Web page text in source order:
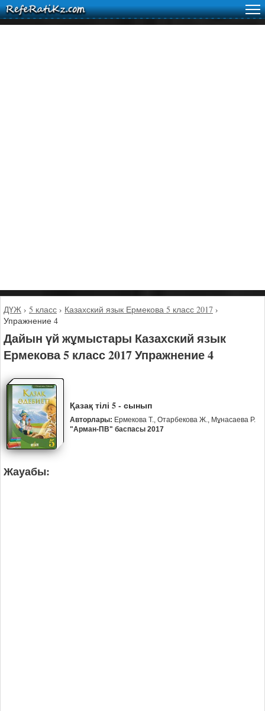
ДҮЖ › 5 класс › Казахский язык Ермекова 5 класс 2017 ›
Упражнение 4
Дайын үй жұмыстары Казахский язык
Ермекова 5 класс 2017 Упражнение 4
Қазақ тілі 5 - сынып
Авторлары: Ермекова Т., Отарбекова Ж., Мұнасаева Р.
"Арман-ПВ" баспасы 2017
Жауабы: